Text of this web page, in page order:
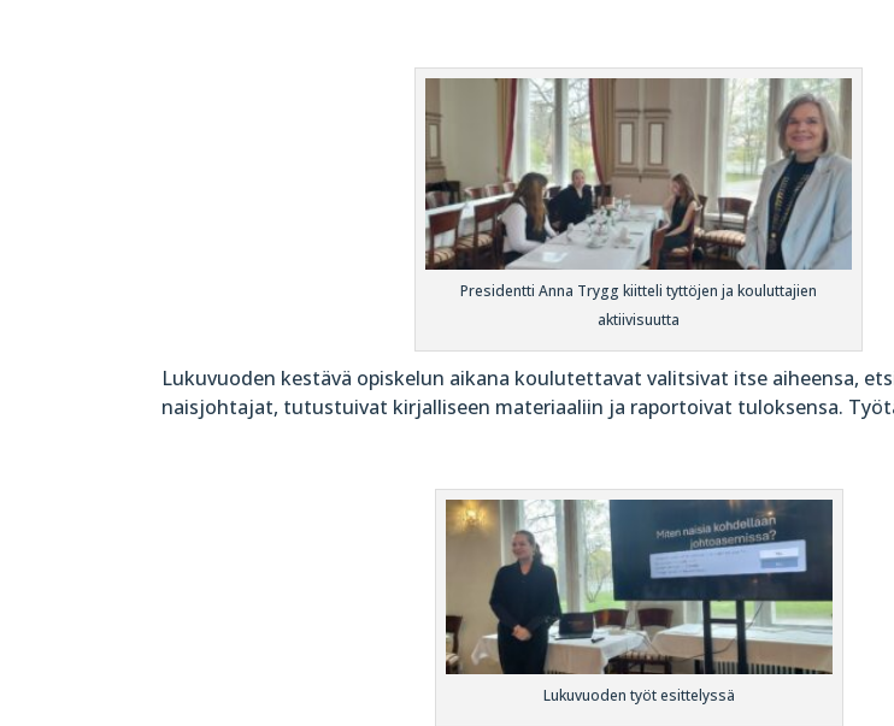
Presidentti Anna Trygg kiitteli tyttöjen ja kouluttajien
aktiivisuutta
Lukuvuoden kestävä opiskelun aikana koulutettavat valitsivat itse aiheensa,
naisjohtajat, tutustuivat kirjalliseen materiaaliin ja raportoivat tuloksensa.
Lukuvuoden työt esittelyssä